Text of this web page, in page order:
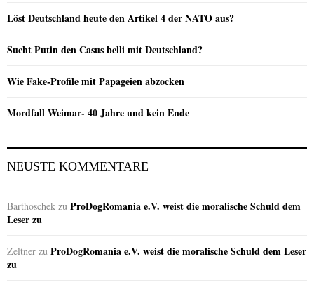
Löst Deutschland heute den Artikel 4 der NATO aus?
Sucht Putin den Casus belli mit Deutschland?
Wie Fake-Profile mit Papageien abzocken
Mordfall Weimar- 40 Jahre und kein Ende
NEUSTE KOMMENTARE
Barthoschek zu ProDogRomania e.V. weist die moralische Schuld dem
Leser zu
Zeltner zu ProDogRomania e.V. weist die moralische Schuld dem Leser
zu